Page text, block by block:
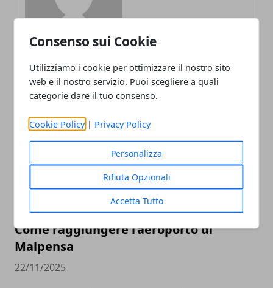
Consenso sui Cookie
Utilizziamo i cookie per ottimizzare il nostro sito
web e il nostro servizio. Puoi scegliere a quali
categorie dare il tuo consenso.
Cookie Policy | Privacy Policy
Personalizza
Rifiuta Opzionali
Accetta Tutto
ARTICOLI CORRELATI
Come raggiungere l’aeroporto di
Malpensa
22/11/2025